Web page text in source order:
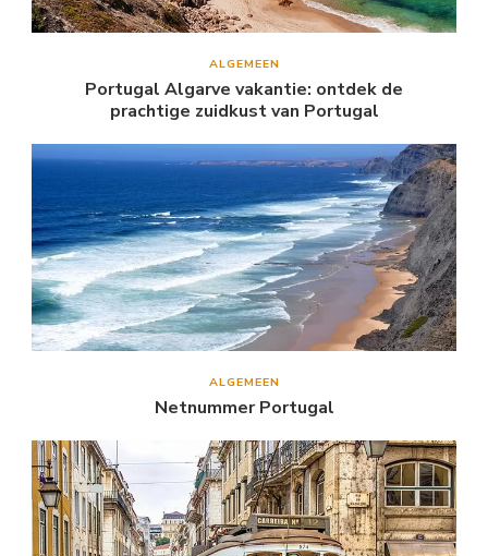
ALGEMEEN
Portugal Algarve vakantie: ontdek de
prachtige zuidkust van Portugal
ALGEMEEN
Netnummer Portugal